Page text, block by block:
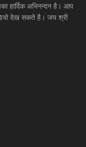
हार्दिक अभिनन्दन है। आप
देख सकते है। जय श्री